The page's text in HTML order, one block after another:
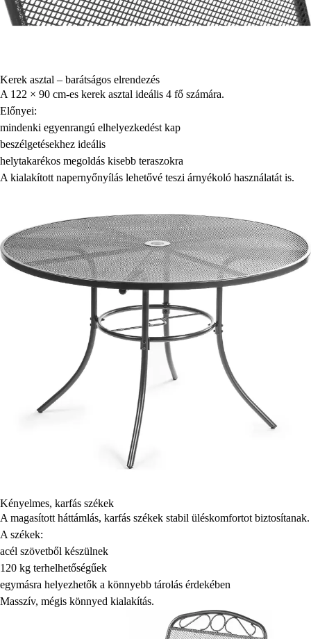
Kerek asztal – barátságos elrendezés
A 122 × 90 cm-es kerek asztal ideális 4 fő számára.
Előnyei:
mindenki egyenrangú elhelyezkedést kap
beszélgetésekhez ideális
helytakarékos megoldás kisebb teraszokra
A kialakított napernyőnyílás lehetővé teszi árnyékoló használatát is.
Kényelmes, karfás székek
A magasított háttámlás, karfás székek stabil üléskomfortot biztosítanak.
A székek:
acél szövetből készülnek
120 kg terhelhetőségűek
egymásra helyezhetők a könnyebb tárolás érdekében
Masszív, mégis könnyed kialakítás.